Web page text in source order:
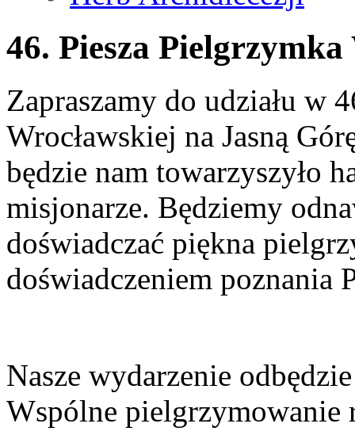
46. Piesza
Zapraszamy do udziału w
Wrocławskiej na Jasną
będzie nam towarzyszyło
misjonarze. Będziemy
doświadczać piękna
doświadczeniem poznania
Nasze wydarzenie
Wspólne pielgrzymowanie